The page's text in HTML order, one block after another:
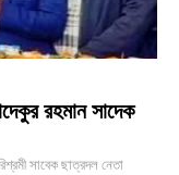
রহমান সাদেক